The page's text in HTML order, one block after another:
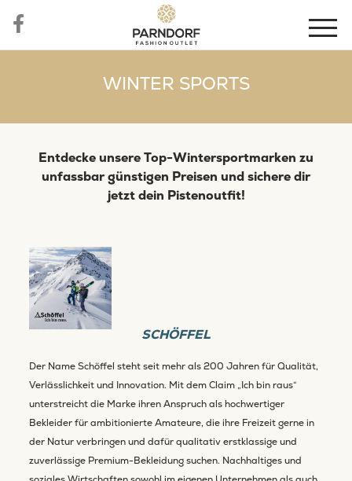
WINTER SPORTS
Entdecke unsere Top-Wintersportmarken zu
unfassbar günstigen Preisen und sichere dir
jetzt dein Pistenoutfit!
SCHÖFFEL
Der Name Schöffel steht seit mehr als 200 Jahren für Qualität,
Verlässlichkeit und Innovation. Mit dem Claim „Ich bin raus“
unterstreicht die Marke ihren Anspruch als hochwertiger
Bekleider für ambitionierte Amateure, die ihre Freizeit gerne in
der Natur verbringen und dafür qualitativ erstklassige und
zuverlässige Premium-Bekleidung suchen. Nachhaltiges und